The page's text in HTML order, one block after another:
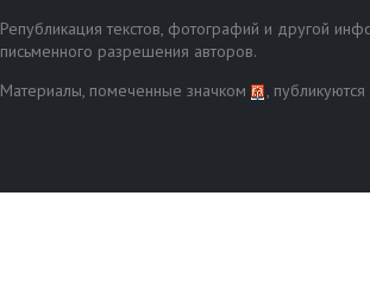
Републикация текстов, фотографий и другой
письменного разрешения авторов.
Материалы, помеченные значком
,